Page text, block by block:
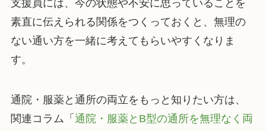
支援員には、今の状態や不安に思っていることを
素直に伝えられる関係をつくっておくと、無理の
ない通い方を一緒に考えてもらいやすくなりま
す。
通院・服薬と通所の両立をもっと知りたい方は、
関連コラム「 通院・服薬とB型の通所を無理なく両